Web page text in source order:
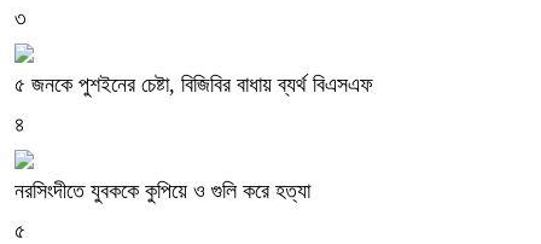
৩
৫ জনকে পুশইনের চেষ্টা, বিজিবির বাধায় ব্যর্থ বিএসএফ
৪
নরসিংদীতে যুবককে কুপিয়ে ও গুলি করে হত্যা
৫